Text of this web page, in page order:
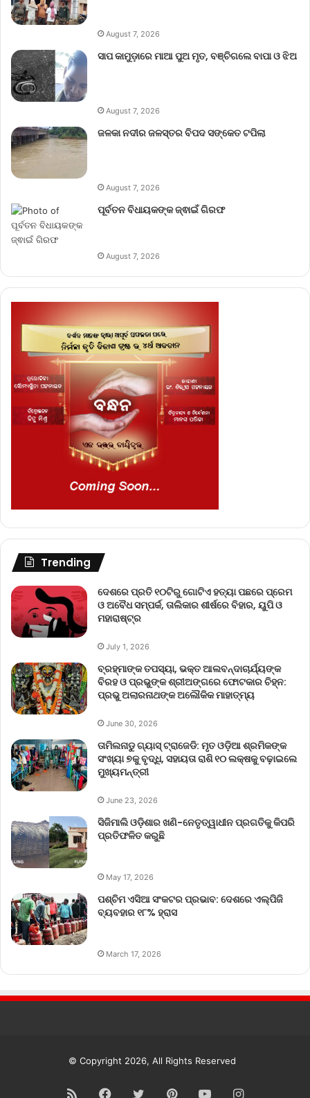
August 7, 2026
ସାପ କାମୁଡ଼ାରେ ମାଆ ପୁଅ ମୃତ, ବଞ୍ଚିଗଲେ ବାପା ଓ ଝିଅ
August 7, 2026
ଜଳକା ନଦୀର ଜଳସ୍ତର ବିପଦ ସଙ୍କେତ ଟପିଲା
August 7, 2026
ପୂର୍ବତନ ବିଧାୟକଙ୍କ ଜ୍ଵାଇଁ ଗିରଫ
August 7, 2026
Trending
ଦେଶରେ ପ୍ରତି ୧୦ଟିରୁ ଗୋଟିଏ ହତ୍ୟା ପଛରେ ପ୍ରେମ
ଓ ଅବୈଧ ସମ୍ପର୍କ, ତାଲିକାର ଶୀର୍ଷରେ ବିହାର, ୟୁପି ଓ
ମହାରାଷ୍ଟ୍ର
July 1, 2026
ବ୍ରହ୍ମାଙ୍କ ତପସ୍ୟା, ଭକ୍ତ ଆଲବନ୍ଦାଚାର୍ଯ୍ୟଙ୍କ
ବିରହ ଓ ପ୍ରଭୁଙ୍କ ଶ୍ରୀଅଙ୍ଗରେ ଫୋଟକାର ଚିହ୍ନ:
ପ୍ରଭୁ ଅଲାରନାଥଙ୍କ ଅଲୌକିକ ମାହାତ୍ମ୍ୟ
June 30, 2026
ତାମିଲନାଡୁ ଗ୍ୟାସ୍ ଟ୍ରାଜେଡି: ମୃତ ଓଡ଼ିଆ ଶ୍ରମିକଙ୍କ
ସଂଖ୍ୟା ୭କୁ ବୃଦ୍ଧି, ସହାୟତା ରାଶି ୧୦ ଲକ୍ଷକୁ ବଢ଼ାଇଲେ
ମୁଖ୍ୟମନ୍ତ୍ରୀ
June 23, 2026
ସିଜିମାଲି ଓଡ଼ିଶାର ଖଣି-ନେତୃତ୍ୱାଧୀନ ପ୍ରଗତିକୁ କିପରି
ପ୍ରତିଫଳିତ କରୁଛି
May 17, 2026
ପଶ୍ଚିମ ଏସିଆ ସଂକଟର ପ୍ରଭାବ: ଦେଶରେ ଏଲ୍‌ପିଜି
ବ୍ୟବହାର ୧୮% ହ୍ରାସ
March 17, 2026
© Copyright 2026, All Rights Reserved
RSS Facebook
TwitterPinterestYouTubeInstagram